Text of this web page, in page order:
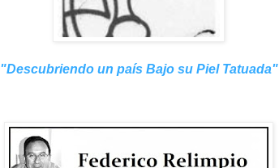
"Descubriendo un país Bajo su Piel Tatuada"